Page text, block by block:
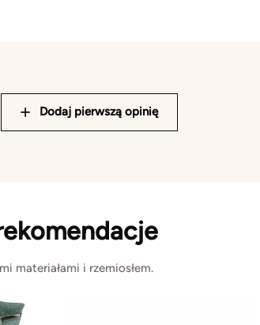
Dodaj pierwszą opinię
materiałami i rzemiosłem.